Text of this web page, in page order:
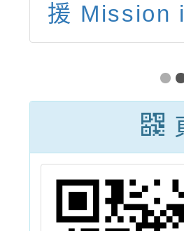
援 Mission
the World
題式桌遊教
習工作坊訊